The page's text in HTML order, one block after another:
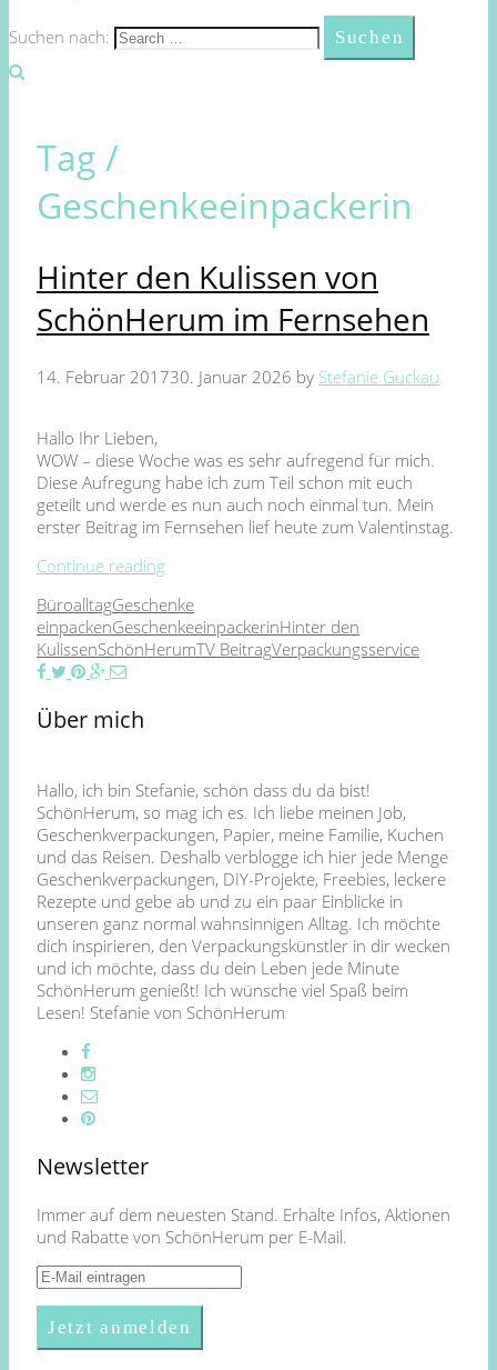
Suchen nach:
Tag /
Geschenkeeinpackerin
Hinter den Kulissen von
SchönHerum im Fernsehen
14. Februar 201730. Januar 2026 by Stefanie Guckau
Hallo Ihr Lieben,
WOW – diese Woche was es sehr aufregend für mich.
Diese Aufregung habe ich zum Teil schon mit euch
geteilt und werde es nun auch noch einmal tun. Mein
erster Beitrag im Fernsehen lief heute zum Valentinstag.
Continue reading
BüroalltagGeschenke
einpackenGeschenkeeinpackerinHinter den
KulissenSchönHerumTV BeitragVerpackungsservice
Über mich
Hallo, ich bin Stefanie, schön dass du da bist!
SchönHerum, so mag ich es. Ich liebe meinen Job,
Geschenkverpackungen, Papier, meine Familie, Kuchen
und das Reisen. Deshalb verblogge ich hier jede Menge
Geschenkverpackungen, DIY-Projekte, Freebies, leckere
Rezepte und gebe ab und zu ein paar Einblicke in
unseren ganz normal wahnsinnigen Alltag. Ich möchte
dich inspirieren, den Verpackungskünstler in dir wecken
und ich möchte, dass du dein Leben jede Minute
SchönHerum genießt! Ich wünsche viel Spaß beim
Lesen! Stefanie von SchönHerum
Newsletter
Immer auf dem neuesten Stand. Erhalte Infos, Aktionen
und Rabatte von SchönHerum per E-Mail.